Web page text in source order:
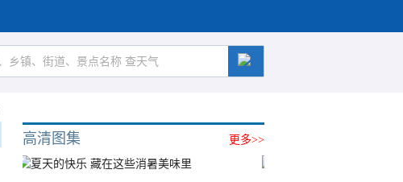
更多>>
高清图集